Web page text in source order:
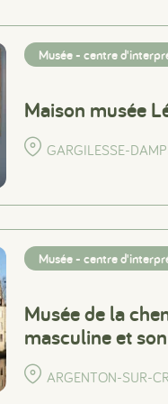
Musée - centre
Maison musée
GARGILESSE-
Musée - centre
Musée de la
masculine et
ARGENTON-SUR-